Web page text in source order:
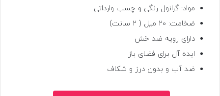
مواد: گرانول رنگی و چسب وارداتی
ضخامت: 20 میل ( 2 سانت)
دارای رویه ضد خش
ایده آل برای فضای باز
ضد آب و بدون درز و شکاف